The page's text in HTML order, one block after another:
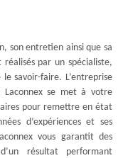
son entretien ainsi que sa
par un spécialiste,
savoir-faire. L’entreprise
se met à votre
pour remettre en état
d’expériences et ses
vous garantit des
résultat performant